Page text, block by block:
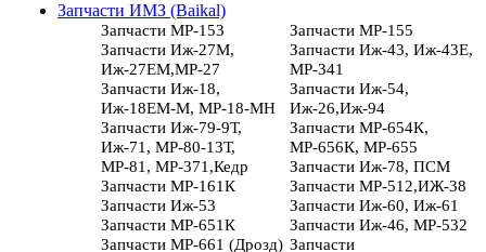
Запчасти ИМЗ (Baikal)
Запчасти МР-153
Запчасти МР-155
Запчасти Иж-27М,
Иж-27ЕМ,МР-27
Запчасти Иж-43, Иж-43Е,
МР-341
Запчасти Иж-18,
Иж-18ЕМ-М, МР-18-МН
Запчасти Иж-54,
Иж-26,Иж-94
Запчасти Иж-79-9Т,
Иж-71, МР-80-13Т,
МР-81, МР-371,Кедр
Запчасти МР-654К,
МР-656К, МР-655
Запчасти Иж-78, ПСМ
Запчасти МР-161К
Запчасти МР-512,ИЖ-38
Запчасти Иж-53
Запчасти Иж-60, Иж-61
Запчасти МР-651К
Запчасти Иж-46, МР-532
Запчасти МР-661 (Дрозд) Запчасти